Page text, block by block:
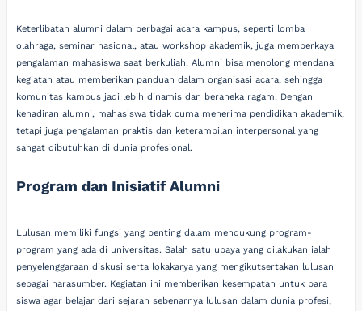
Keterlibatan alumni dalam berbagai acara kampus, seperti lomba
olahraga, seminar nasional, atau workshop akademik, juga memperkaya
pengalaman mahasiswa saat berkuliah. Alumni bisa menolong mendanai
kegiatan atau memberikan panduan dalam organisasi acara, sehingga
komunitas kampus jadi lebih dinamis dan beraneka ragam. Dengan
kehadiran alumni, mahasiswa tidak cuma menerima pendidikan akademik,
tetapi juga pengalaman praktis dan keterampilan interpersonal yang
sangat dibutuhkan di dunia profesional.
Program dan Inisiatif Alumni
Lulusan memiliki fungsi yang penting dalam mendukung program-
program yang ada di universitas. Salah satu upaya yang dilakukan ialah
penyelenggaraan diskusi serta lokakarya yang mengikutsertakan lulusan
sebagai narasumber. Kegiatan ini memberikan kesempatan untuk para
siswa agar belajar dari sejarah sebenarnya lulusan dalam dunia profesi,